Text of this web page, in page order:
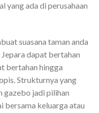
yang ada di perusahaan
suasana taman anda
dapat bertahan
bertahan hingga
Strukturnya yang
gazebo jadi pilihan
bersama keluarga atau